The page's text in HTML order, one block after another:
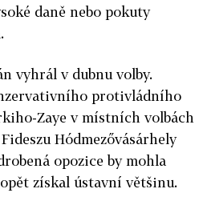
daně nebo pokuty
vyhrál v dubnu volby.
protivládního
Zaye v místních volbách
Hódmezővásárhely
opozice by mohla
získal ústavní většinu.